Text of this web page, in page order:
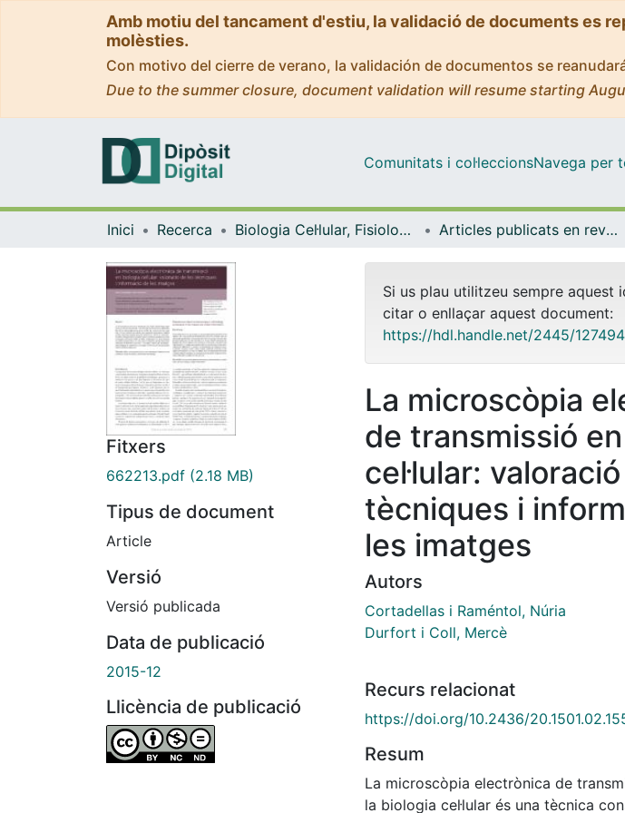
Amb motiu del tancament d'estiu, la validació de documents es
molèsties.
Con motivo del cierre de verano, la validación de documentos se
Due to the summer closure, document validation will resume starting
Comunitats i col·leccionsNavega per
Inici Recerca Biologia Cel·lular, Fisiologia i Immunologia Articles publicats en revistes (Biologia Cel·lular, Fisiologia i Immunologia)
Fitxers
662213.pdf (2.18 MB)
Tipus de document
Article
Versió
Versió publicada
Data de publicació
2015-12
Llicència de publicació
Si us plau utilitzeu sempre aquest
citar o enllaçar aquest document:
https://hdl.handle.net/2445/127494
La microscòpia
de transmissió
cel·lular:
tècniques i
les imatges
Autors
Cortadellas i Raméntol, Núria
Durfort i Coll, Mercè
Recurs relacionat
https://doi.org/10.2436/
Resum
La microscòpia electrònica de
la biologia ceŀlular és una tècnica